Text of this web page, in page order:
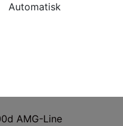
Automatisk
AMG-Line